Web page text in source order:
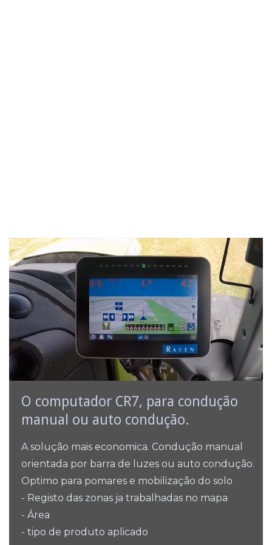
O computador CR7, para condução
manual ou auto condução.
A solução mais economica. Condução manual
orientada por barra de luzes ou auto condução.
Optimo para pomares e mobilização do solo
- Registo das zonas ja trabalhadas no mapa
- Área
- tipo de produto aplicado